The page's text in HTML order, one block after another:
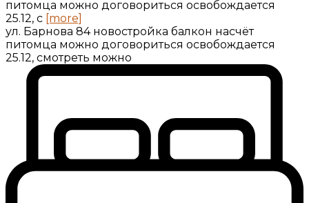
питомца можно договориться освобождается
25.12, с [more]
ул. Барнова 84 новостройка балкон насчёт
питомца можно договориться освобождается
25.12, смотреть можно